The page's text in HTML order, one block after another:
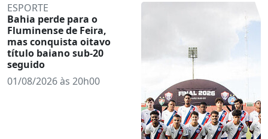
ESPORTE
Bahia perde para o
Fluminense de Feira,
mas conquista oitavo
título baiano sub-20
seguido
01/08/2026 às 20h00